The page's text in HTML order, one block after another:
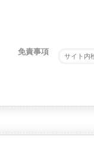
免責事項